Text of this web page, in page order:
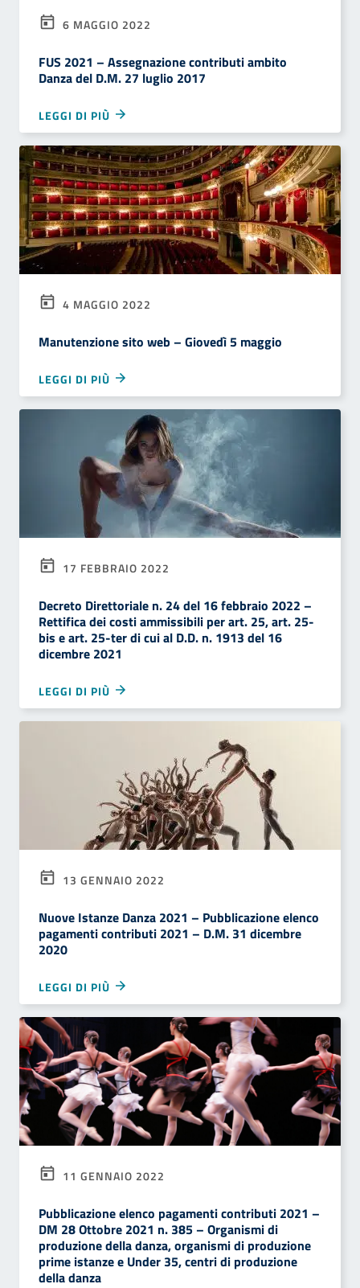
6 MAGGIO 2022
FUS 2021 – Assegnazione contributi ambito
Danza del D.M. 27 luglio 2017
LEGGI DI PIÙ
4 MAGGIO 2022
Manutenzione sito web – Giovedì 5 maggio
LEGGI DI PIÙ
17 FEBBRAIO 2022
Decreto Direttoriale n. 24 del 16 febbraio 2022 –
Rettifica dei costi ammissibili per art. 25, art. 25-
bis e art. 25-ter di cui al D.D. n. 1913 del 16
dicembre 2021
LEGGI DI PIÙ
13 GENNAIO 2022
Nuove Istanze Danza 2021 – Pubblicazione elenco
pagamenti contributi 2021 – D.M. 31 dicembre
2020
LEGGI DI PIÙ
11 GENNAIO 2022
Pubblicazione elenco pagamenti contributi 2021 –
DM 28 Ottobre 2021 n. 385 – Organismi di
produzione della danza, organismi di produzione
prime istanze e Under 35, centri di produzione
della danza